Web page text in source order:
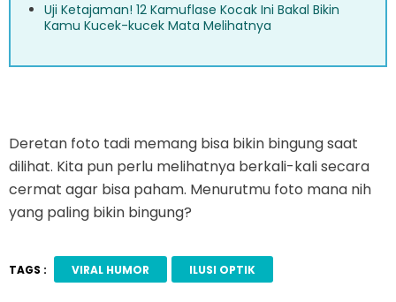
Uji Ketajaman! 12 Kamuflase Kocak Ini Bakal Bikin
Kamu Kucek-kucek Mata Melihatnya
Deretan foto tadi memang bisa bikin bingung saat
dilihat. Kita pun perlu melihatnya berkali-kali secara
cermat agar bisa paham. Menurutmu foto mana nih
yang paling bikin bingung?
TAGS : VIRAL HUMOR ILUSI OPTIK